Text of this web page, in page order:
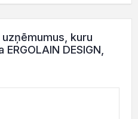
uzņēmumus, kuru
DESIGN,